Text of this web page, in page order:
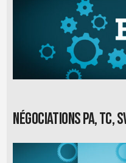
Négociations PA, TC,